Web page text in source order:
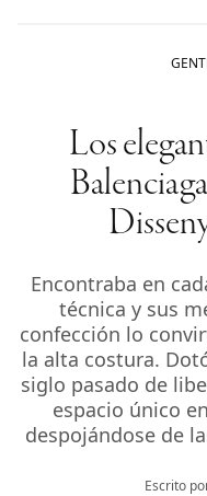
Los
Encontraba en
técnica y sus
confección lo
la alta costura.
siglo pasado de
espacio único
despojándose de
Escrito